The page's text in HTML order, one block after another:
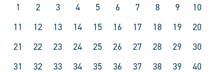
1 2 3 4 5 6 7 8 9
10
11
12 13 14 15 16 17 18 19
20
21
22 23 24 25 26 27 28 29
30
31
32 33 34 35 36 37 38 39
40